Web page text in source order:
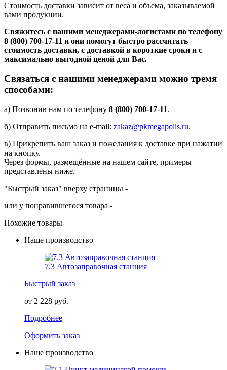
Стоимость доставки зависит от веса и объема, заказываемой
вами продукции.
Свяжитесь с нашими менеджерами-логистами по телефону
8 (800) 700-17-11 и они помогут быстро рассчитать
стоимость доставки, с доставкой в короткие сроки и с
максимально выгодной ценой для Вас.
Связаться с нашими менеджерами можно тремя
способами:
а) Позвонив нам по телефону 8 (800) 700-17-11.
б) Отправить письмо на e-mail: zakaz@pkmegapolis.ru.
в) Прикрепить ваш заказ и пожелания к доставке при нажатии
на кнопку.
Через формы, размещённые на нашем сайте, примеры
представлены ниже.
"Быстрый заказ" вверху страницы -
или у понравившегося товара -
Похожие товары
Наше производство
7.3 Автозаправочная станция
Быстрый заказ
от 2 228 руб.
Подробнее
Оформить заказ
Наше производство